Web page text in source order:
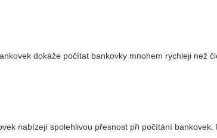
dokáže počítat bankovky mnohem rychleji než
nabízejí spolehlivou přesnost při počítání